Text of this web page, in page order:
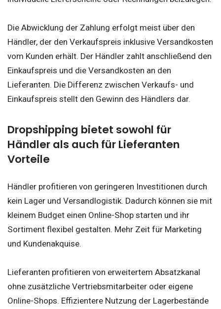
Die Abwicklung der Zahlung erfolgt meist über den
Händler, der den Verkaufspreis inklusive Versandkosten
vom Kunden erhält. Der Händler zahlt anschließend den
Einkaufspreis und die Versandkosten an den
Lieferanten. Die Differenz zwischen Verkaufs- und
Einkaufspreis stellt den Gewinn des Händlers dar.
Dropshipping bietet sowohl für
Händler als auch für Lieferanten
Vorteile
Händler profitieren von geringeren Investitionen durch
kein Lager und Versandlogistik. Dadurch können sie mit
kleinem Budget einen Online-Shop starten und ihr
Sortiment flexibel gestalten. Mehr Zeit für Marketing
und Kundenakquise.
Lieferanten profitieren von erweitertem Absatzkanal
ohne zusätzliche Vertriebsmitarbeiter oder eigene
Online-Shops. Effizientere Nutzung der Lagerbestände